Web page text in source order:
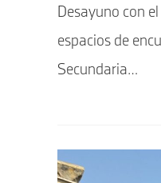
entrada:
Desayuno con
espacios de
Secundaria…